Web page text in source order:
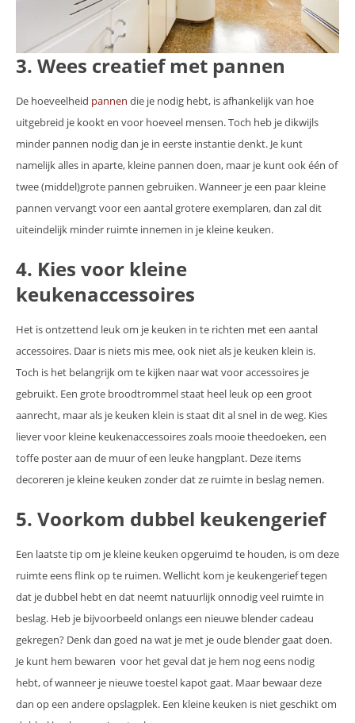
3. Wees creatief met pannen
De hoeveelheid pannen die je nodig hebt, is afhankelijk van hoe
uitgebreid je kookt en voor hoeveel mensen. Toch heb je dikwijls
minder pannen nodig dan je in eerste instantie denkt. Je kunt
namelijk alles in aparte, kleine pannen doen, maar je kunt ook één of
twee (middel)grote pannen gebruiken. Wanneer je een paar kleine
pannen vervangt voor een aantal grotere exemplaren, dan zal dit
uiteindelijk minder ruimte innemen in je kleine keuken.
4. Kies voor kleine
keukenaccessoires
Het is ontzettend leuk om je keuken in te richten met een aantal
accessoires. Daar is niets mis mee, ook niet als je keuken klein is.
Toch is het belangrijk om te kijken naar wat voor accessoires je
gebruikt. Een grote broodtrommel staat heel leuk op een groot
aanrecht, maar als je keuken klein is staat dit al snel in de weg. Kies
liever voor kleine keukenaccessoires zoals mooie theedoeken, een
toffe poster aan de muur of een leuke hangplant. Deze items
decoreren je kleine keuken zonder dat ze ruimte in beslag nemen.
5. Voorkom dubbel keukengerief
Een laatste tip om je kleine keuken opgeruimd te houden, is om deze
ruimte eens flink op te ruimen. Wellicht kom je keukengerief tegen
dat je dubbel hebt en dat neemt natuurlijk onnodig veel ruimte in
beslag. Heb je bijvoorbeeld onlangs een nieuwe blender cadeau
gekregen? Denk dan goed na wat je met je oude blender gaat doen.
Je kunt hem bewaren voor het geval dat je hem nog eens nodig
hebt, of wanneer je nieuwe toestel kapot gaat. Maar bewaar deze
dan op een andere opslagplek. Een kleine keuken is niet geschikt om